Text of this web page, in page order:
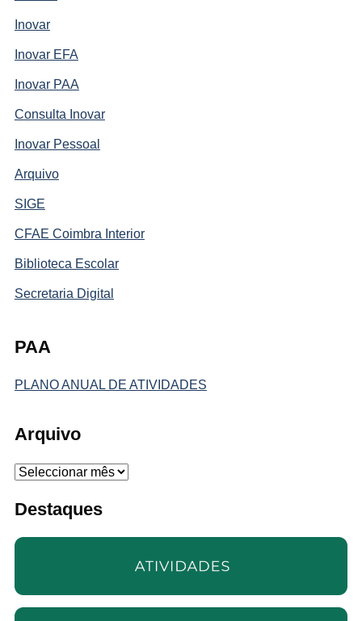
Inovar
Inovar EFA
Inovar PAA
Consulta Inovar
Inovar Pessoal
Arquivo
SIGE
CFAE Coimbra Interior
Biblioteca Escolar
Secretaria Digital
PAA
PLANO ANUAL DE ATIVIDADES
Arquivo
Arquivo
Destaques